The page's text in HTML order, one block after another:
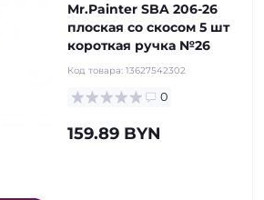
Mr.Painter SBA 206-26
плоская со скосом 5 шт
короткая ручка №26
Код товара: 13627542302
0
159.89 BYN